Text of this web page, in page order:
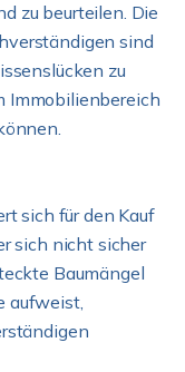
zu beurteilen. Die
sind
zu
Immobilienbereich
sich für den Kauf
sich nicht sicher
Baumängel
aufweist,